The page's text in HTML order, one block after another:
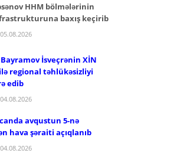
HHM bölmələrinin
baxış keçirib
İsveçrənin XİN
regional təhlükəsizliyi
edib
avqustun 5-nə
hava şəraiti açıqlanıb